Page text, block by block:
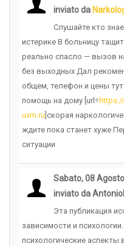
inviato da
Слушайте кто
истерике В больницу
реально спасло — вызов
без выходных Дал
общем, телефон и цены
помощь на дому [url=
uxm.ru]скорая
ждите пока станет хуже
ситуации
Sabato, 08
inviato da
Эта публикация
зависимости и
психологические